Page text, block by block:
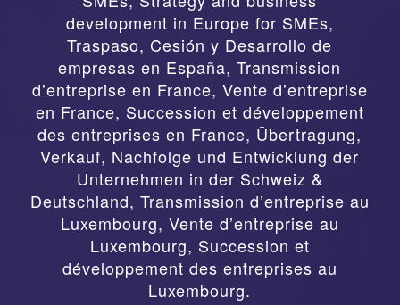
development in Europe for SMEs,
Traspaso, Cesión y Desarrollo de
empresas en España,Transmission
d’entreprise en France, Vente d’entreprise
en France, Succession et développement
des entreprises en France, Übertragung,
Verkauf, Nachfolge und Entwicklung der
Unternehmen in der Schweiz &
Deutschland, Transmission d’entreprise au
Luxembourg, Vente d’entreprise au
Luxembourg, Succession et
développement des entreprises au
Luxembourg.